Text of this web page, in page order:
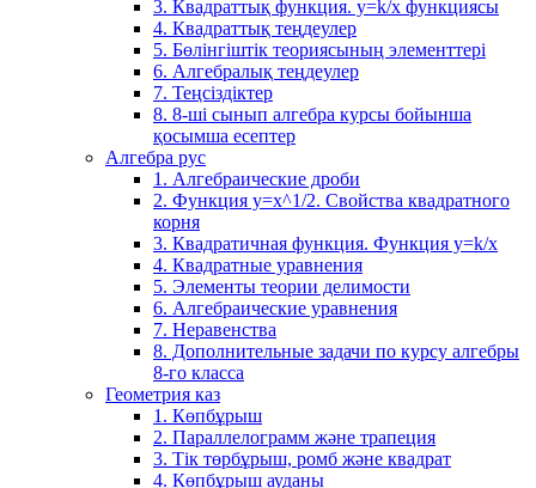
3. Квадраттық функция. у=k/x функциясы
4. Квадраттық теңдеулер
5. Бөлінгіштік теориясының элементтері
6. Алгебралық теңдеулер
7. Теңсіздіктер
8. 8-ші сынып алгебра курсы бойынша
қосымша есептер
Алгебра рус
1. Алгебраические дроби
2. Функция y=x^1/2. Свойства квадратного
корня
3. Квадратичная функция. Функция у=k/x
4. Квадратные уравнения
5. Элементы теории делимости
6. Алгебраические уравнения
7. Неравенства
8. Дополнительные задачи по курсу алгебры
8-го класса
Геометрия каз
1. Көпбұрыш
2. Параллелограмм және трапеция
3. Тік төрбұрыш, ромб және квадрат
4. Көпбұрыш ауданы